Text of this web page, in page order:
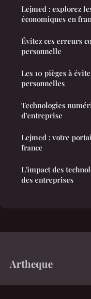
Lejmed : explorez
économiques en
Évitez ces erreurs
personnelle
Les 10 pièges à
personnelles
Technologies
d'entreprise
Lejmed : votre
france
L'impact des
des entreprises
Artheque